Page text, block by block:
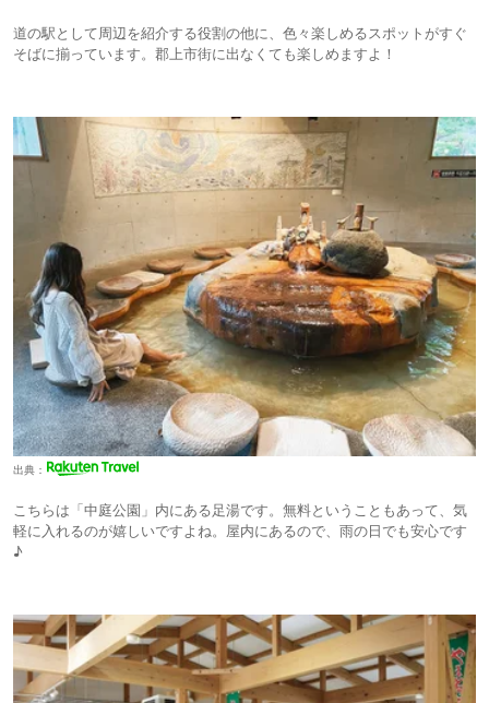
道の駅として周辺を紹介する役割の他に、色々楽しめるスポットがすぐ
そばに揃っています。郡上市街に出なくても楽しめますよ！
出典：
こちらは「中庭公園」内にある足湯です。無料ということもあって、気
軽に入れるのが嬉しいですよね。屋内にあるので、雨の日でも安心です
♪